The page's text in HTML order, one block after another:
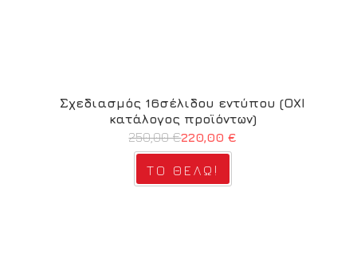
Σχεδιασμός 16σέλιδου εντύπου (ΟΧΙ
κατάλογος προϊόντων)
250,00 €220,00 €